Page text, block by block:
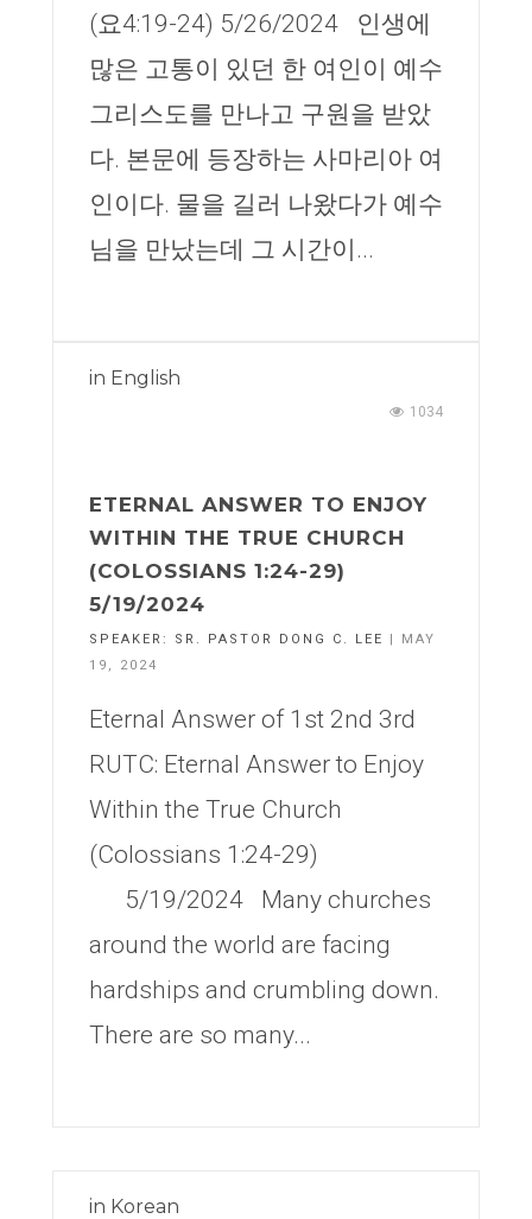
(요4:19-24) 5/26/2024 인생에
많은 고통이 있던 한 여인이 예수
그리스도를 만나고 구원을 받았
다. 본문에 등장하는 사마리아 여
인이다. 물을 길러 나왔다가 예수
님을 만났는데 그 시간이...
in English
1034
ETERNAL ANSWER TO ENJOY
WITHIN THE TRUE CHURCH
(COLOSSIANS 1:24-29)
5/19/2024
SPEAKER: SR. PASTOR DONG C. LEE
| MAY
19, 2024
Eternal Answer of 1st 2nd 3rd
RUTC: Eternal Answer to Enjoy
Within the True Church
(Colossians 1:24-29)
5/19/2024 Many churches
around the world are facing
hardships and crumbling down.
There are so many...
in Korean